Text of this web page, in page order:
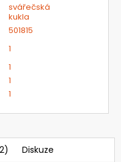
svářečská
kukla
501815
1
1
1
1
Diskuze